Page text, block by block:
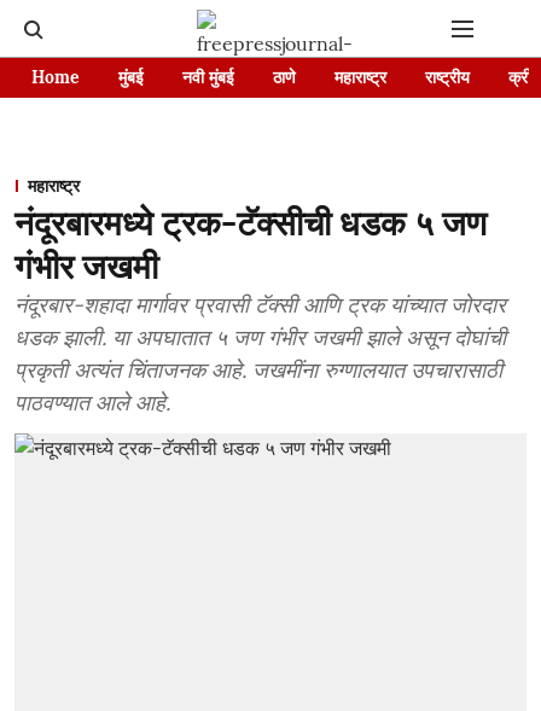
Home मुंबई नवी मुंबई ठाणे महाराष्ट्र राष्ट्रीय
महाराष्ट्र
नंदूरबारमध्ये ट्रक-टॅक्सीची धडक ५ जण
गंभीर जखमी
नंदूरबार-शहादा मार्गावर प्रवासी टॅक्सी आणि ट्रक यांच्यात जोरदार
धडक झाली. या अपघातात ५ जण गंभीर जखमी झाले असून दोघांची
प्रकृती अत्यंत चिंताजनक आहे. जखमींना रुग्णालयात उपचारासाठी
पाठवण्यात आले आहे.